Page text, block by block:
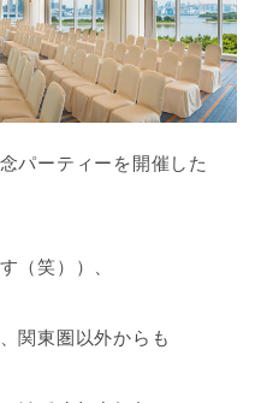
パーティーを開催した
（笑））、
関東圏以外からも